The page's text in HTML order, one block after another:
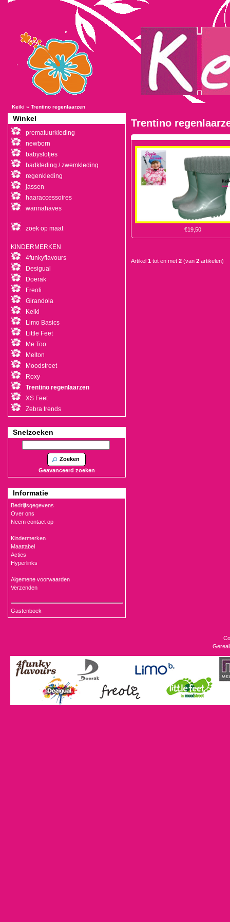
Keiki » Trentino regenlaarzen
Trentino
€19,50
Artikel 1 tot en met 2 (van 2 artikelen)
Winkel
prematuurkleding
newborn
babyslofjes
badkleding / zwemkleding
regenkleding
jassen
haaraccessoires
wannahaves
zoek op maat
KINDERMERKEN
4funkyflavours
Desigual
Doerak
Freoli
Girandola
Keiki
Limo Basics
Little Feet
Me Too
Melton
Moodstreet
Roxy
Trentino regenlaarzen
XS Feet
Zebra trends
Snelzoeken
Zoeken
Geavanceerd zoeken
Informatie
Bedrijfsgegevens
Over ons
Neem contact op
Kindermerken
Maattabel
Acties
Hyperlinks
Algemene voorwaarden
Verzenden
Gastenboek